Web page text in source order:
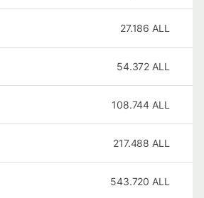
27.186 ALL
54.372 ALL
108.744 ALL
217.488 ALL
543.720 ALL